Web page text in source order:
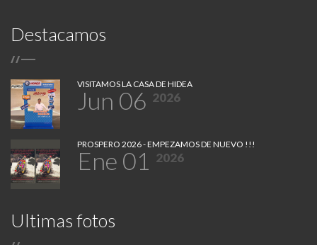
Destacamos
/ /
VISITAMOS LA CASA DE HIDEA
Jun 06 2026
PROSPERO 2026 - EMPEZAMOS DE NUEVO !!!
Ene 01 2026
Ultimas fotos